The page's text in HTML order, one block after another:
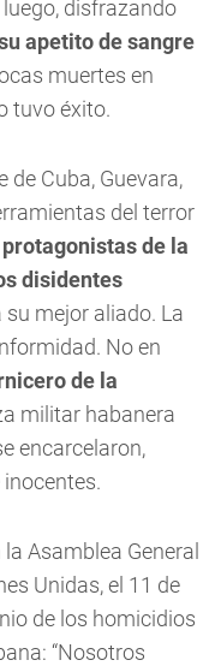
disfrazando
apetito de sangre
muertes en
tuvo éxito.
de Cuba, Guevara,
del terror
de la
disidentes
su mejor aliado. La
No en
de la
militar habanera
encarcelaron,
Asamblea General
Unidas, el 11 de
de los homicidios
“Nosotros